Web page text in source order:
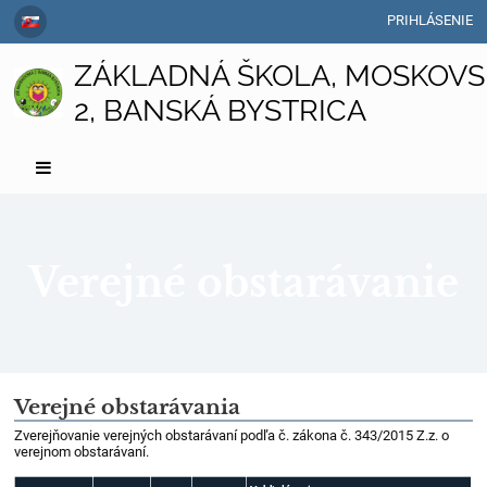
PRIHLÁSENIE
ZÁKLADNÁ ŠKOLA,
2, BANSKÁ BYSTRICA
Verejné
obstarávanie
Verejné obstarávania
Zverejňovanie verejných obstarávaní podľa č. zákona č. 343/2015 Z.z. o
verejnom obstarávaní.